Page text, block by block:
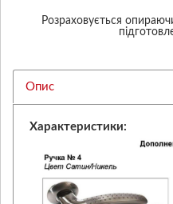
Розраховується
Опис
Характеристики: